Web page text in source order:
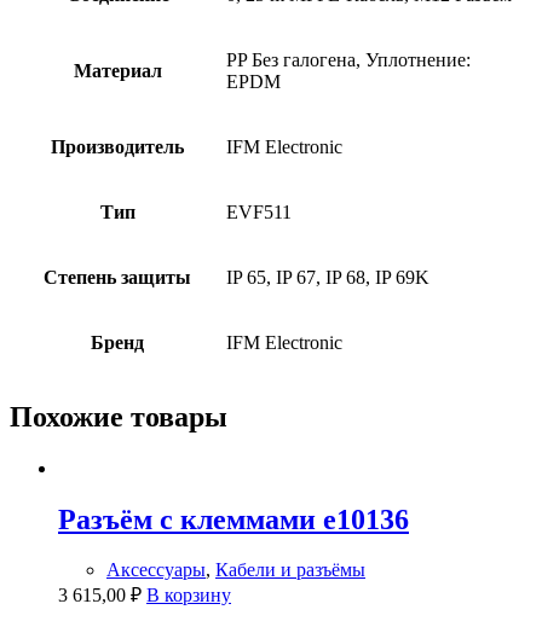
Материал
PP Без галогена, Уплотнение:
EPDM
Производитель IFM Electronic
Тип EVF511
Степень защиты IP 65, IP 67, IP 68, IP 69K
Бренд IFM Electronic
Похожие товары
Разъём с клеммами e10136
Аксессуары, Кабели и разъёмы
3 615,00 ₽ В корзину